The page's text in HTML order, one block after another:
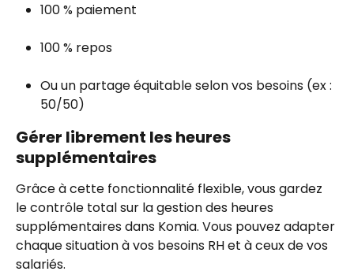
100 % paiement
100 % repos
Ou un partage équitable selon vos besoins (ex :
50/50)
Gérer librement les heures
supplémentaires
Grâce à cette fonctionnalité flexible, vous gardez
le contrôle total sur la gestion des heures
supplémentaires dans Komia. Vous pouvez adapter
chaque situation à vos besoins RH et à ceux de vos
salariés.